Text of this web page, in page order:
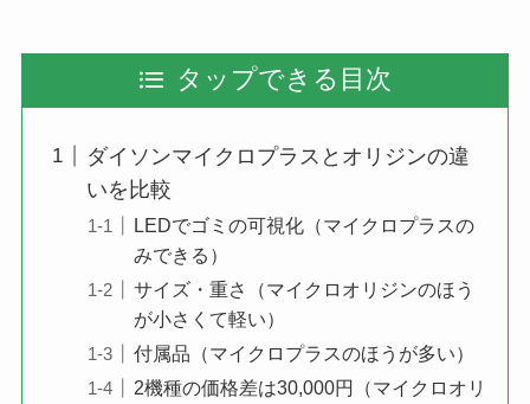
タップできる目次
ダイソンマイクロプラスとオリジンの違
いを比較
LEDでゴミの可視化（マイクロプラスの
みできる）
サイズ・重さ（マイクロオリジンのほう
が小さくて軽い）
付属品（マイクロプラスのほうが多い）
2機種の価格差は30,000円（マイクロオリ